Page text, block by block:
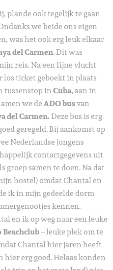
plande ook tegelijk te gaan
we beide ons eigen
was het ook erg leuk elkaar
del Carmen. Dit was
reis. Na een fijne vlucht
los ticket geboekt in plaats
tussenstop inCuba,aan in
we deADO busvan
del Carmen.Deze bus is erg
geregeld. Bij aankomst op
Nederlandse jongens
contactgegevens uit
groep samen te doen. Na dat
hostel) omdat Chantal en
ik in mijn gedeelde dorm
kennen.
en ik op weg naar een leuke
Beachclub– leuke plek om te
Chantal hier jaren heeft
hier erg goed. Helaas konden